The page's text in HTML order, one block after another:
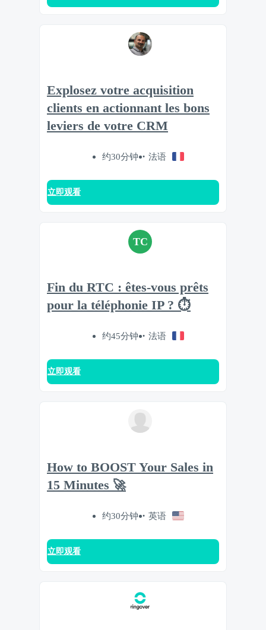
Explosez votre acquisition
clients en actionnant les bons
leviers de votre CRM
约30分钟 法语
立即观看
TC
Fin du RTC : êtes-vous prêts
pour la téléphonie IP ? ⏱️
约45分钟 法语
立即观看
How to BOOST Your Sales in
15 Minutes 🚀
约30分钟 英语
立即观看